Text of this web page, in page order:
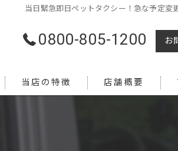
当日緊急即日ペットタクシー！急な予定変
0800-805-1200 お
当店の特徴 店舗概要